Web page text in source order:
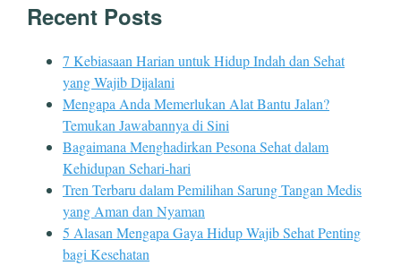
Recent Posts
7 Kebiasaan Harian untuk Hidup Indah dan Sehat
yang Wajib Dijalani
Mengapa Anda Memerlukan Alat Bantu Jalan?
Temukan Jawabannya di Sini
Bagaimana Menghadirkan Pesona Sehat dalam
Kehidupan Sehari-hari
Tren Terbaru dalam Pemilihan Sarung Tangan Medis
yang Aman dan Nyaman
5 Alasan Mengapa Gaya Hidup Wajib Sehat Penting
bagi Kesehatan